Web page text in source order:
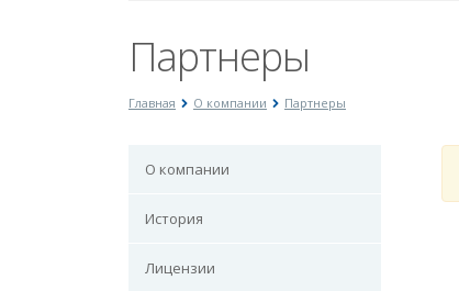
Партнеры
Главная О компании Партнеры
О компании
История
Лицензии